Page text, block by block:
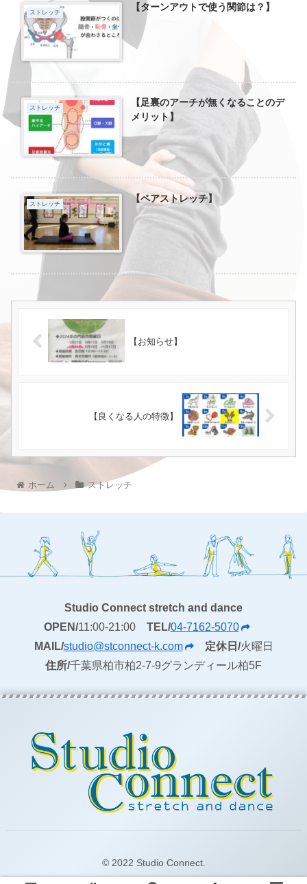
ストレッチ 【ターンアウトで使う関節は？】
ストレッチ
【足裏のアーチが無くなることのデ
メリット】
ストレッチ 【ペアストレッチ】
【お知らせ】
【良くなる人の特徴】
ホーム ストレッチ
Studio Connect stretch and dance
OPEN/11:00-21:00 TEL/04-7162-5070
MAIL/studio@stconnect-k.com 定休日/火曜日
住所/千葉県柏市柏2-7-9グランディール柏5F
© 2022 Studio Connect.